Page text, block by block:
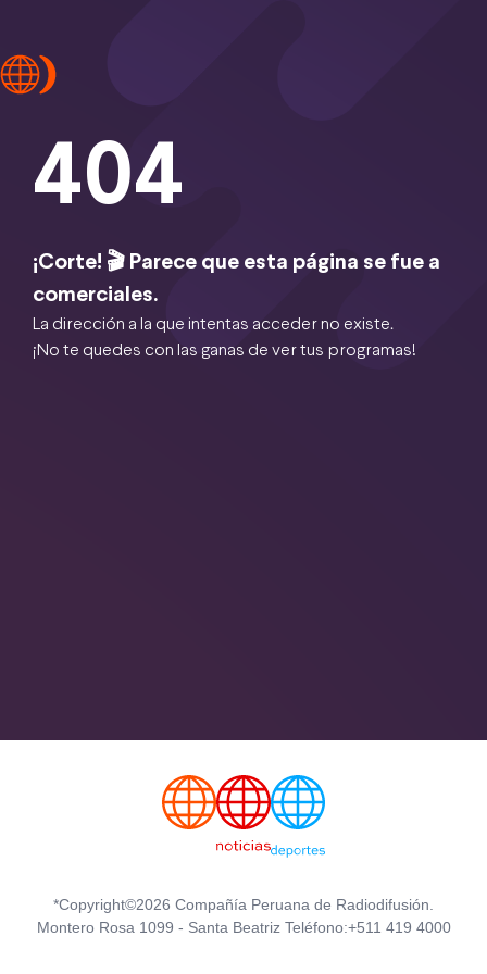
404
¡Corte! 🎬 Parece que esta página se fue a
comerciales.
La dirección a la que intentas acceder no existe.
¡No te quedes con las ganas de ver tus programas!
*Copyright©2026 Compañía Peruana de Radiodifusión.
Montero Rosa 1099 - Santa Beatriz Teléfono:+511 419 4000